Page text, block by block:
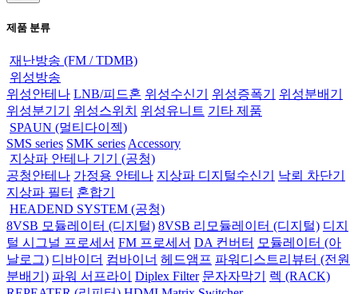
제품 분류
재난방송 (FM / TDMB)
위성방송
위성안테나 LNB/피드혼 위성수신기 위성증폭기
위성분배기
위성분기기
위성스위치 위성유니트 기타 제품
SPAUN (멀티다이젝)
SMS series SMK series Accessory
지상파 안테나 기기 (공청)
공청안테나 가정용 안테나 지상파 디지털수신기
낙뢰 차단기
지상파 필터 혼합기
HEADEND SYSTEM (공청)
8VSB 모듈레이터 (디지털) 8VSB 리모듈레이터 (디지털) 디지
털 시그널 프로세서 FM 프로세서 DA 컨버터 모듈레이터 (아
날로그) 디바이더 컴바이너 헤드앰프 파워디스트리뷰터 (전원
분배기) 파워 서프라이 Diplex Filter 문자자막기
렉 (RACK)